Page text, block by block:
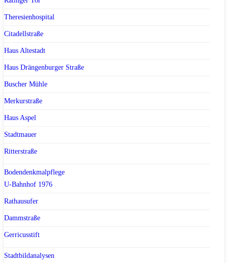
Theresienhospital
Citadellstraße
Haus Altestadt
Haus Drängenburger Straße
Buscher Mühle
Merkurstraße
Haus Aspel
Stadtmauer
Ritterstraße
Bodendenkmalpflege
U-Bahnhof 1976
Rathausufer
Dammstraße
Gerricusstift
Stadtbildanalysen